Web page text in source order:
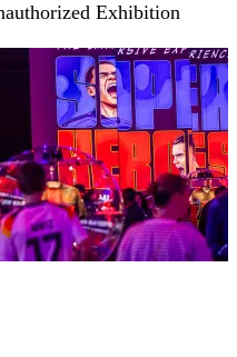
Exhibition